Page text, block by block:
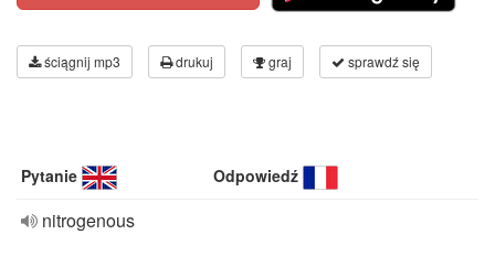
ściągnij mp3 drukuj graj sprawdź się
Pytanie Odpowiedź
nitrogenous